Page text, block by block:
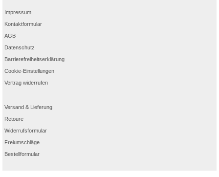
Impressum
Kontaktformular
AGB
Datenschutz
Barrierefreiheitserklärung
Cookie-Einstellungen
Vertrag widerrufen
Versand & Lieferung
Retoure
Widerrufsformular
Freiumschläge
Bestellformular